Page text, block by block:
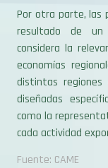
resultado de un
considera la
economías
distintas regiones
diseñadas
como la
cada actividad
Fuente: CAME